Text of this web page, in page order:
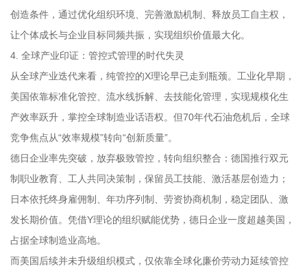
创造条件，通过优化组织环境、完善激励机制、释放员工自主权，
让个体成长与企业目标同频共振，实现组织价值最大化。
4. 全球产业印证：管控式管理的时代失灵
从全球产业迭代来看，纯管控的X理论早已走到瓶颈。工业化早期，
美国依靠标准化管控、流水线拆解、去技能化管理，实现规模化生
产效率跃升，掌控全球制造业话语权。但70年代石油危机后，全球
竞争焦点从“效率规模”转向“创新质量”。
德日企业率先突破，放弃极致管控，转向组织整合：德国推行双元
制职业教育、工人共同决策制，保留员工技能、激活基层创造力；
日本依托终身雇佣制、年功序列制、劳资协商机制，稳定团队、激
发长期价值。凭借Y理论的组织赋能优势，德日企业一度超越美国，
占据全球制造业高地。
而美国后续并未升级组织模式，仅依靠全球化廉价劳动力延续管控